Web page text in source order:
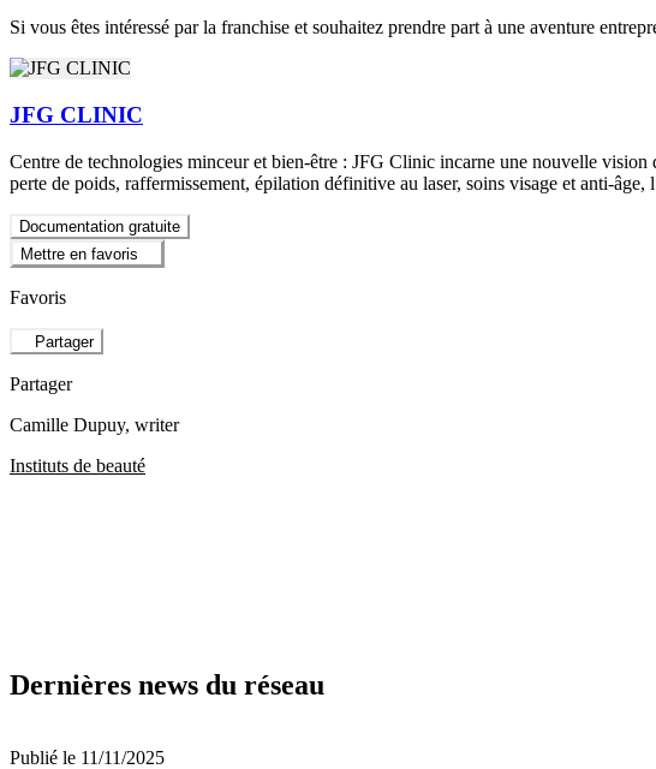
Si vous êtes intéressé par la franchise et souhaitez prendre part à une aventure
JFG CLINIC
Centre de technologies minceur et bien-être : JFG Clinic incarne une nouvelle
perte de poids, raffermissement, épilation définitive au laser, soins visage et anti-
Documentation gratuite
Mettre en favoris
Favoris
Partager
Partager
Camille Dupuy, writer
Instituts de beauté
Dernières news du réseau
Publié le 11/11/2025